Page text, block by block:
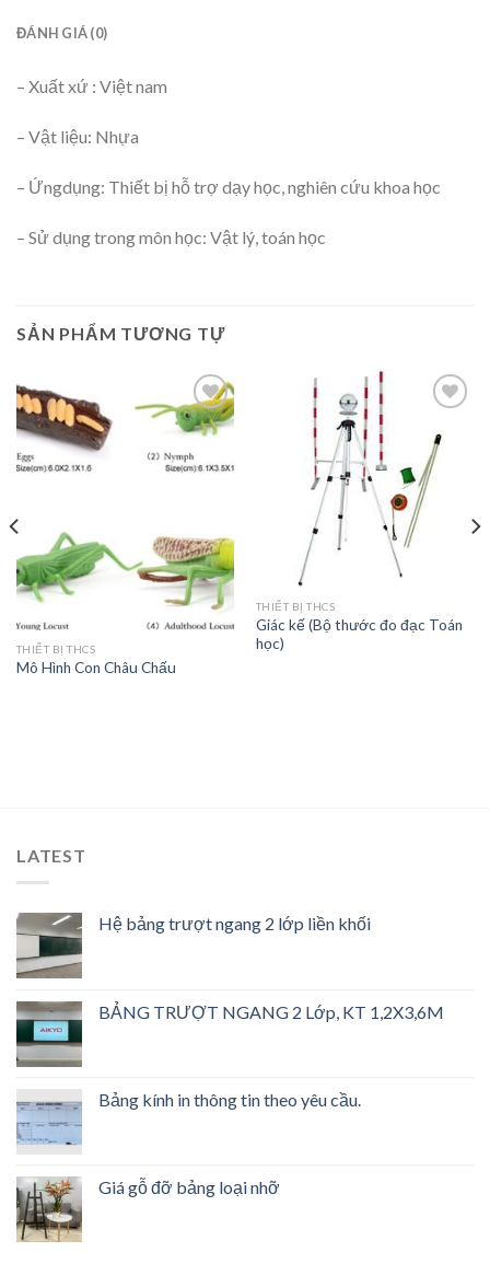
ĐÁNH GIÁ (0)
– Xuất xứ : Việt nam
– Vật liệu: Nhựa
– Ứngdụng: Thiết bị hỗ trợ dạy học, nghiên cứu khoa học
– Sử dụng trong môn học: Vật lý, toán học
SẢN PHẨM TƯƠNG TỰ
Add to
Wishlist
THIẾT BỊ THCS
Mô Hình Con Châu Chấu
Wishlist
THIẾT BỊ THCS
Giác kế (Bộ thước đo đạc Toán
học)
LATEST
Hệ bảng trượt ngang 2 lớp liền khối
BẢNG TRƯỢT NGANG 2 Lớp, KT 1,2X3,6M
Bảng kính in thông tin theo yêu cầu.
Giá gỗ đỡ bảng loại nhỡ